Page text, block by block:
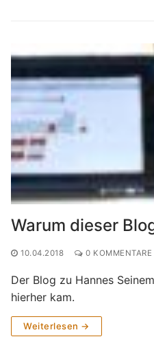
Warum dieser
10.04.2018 0 KOMMENTARE
Der Blog zu Hannes
hierher kam.
Weiterlesen →